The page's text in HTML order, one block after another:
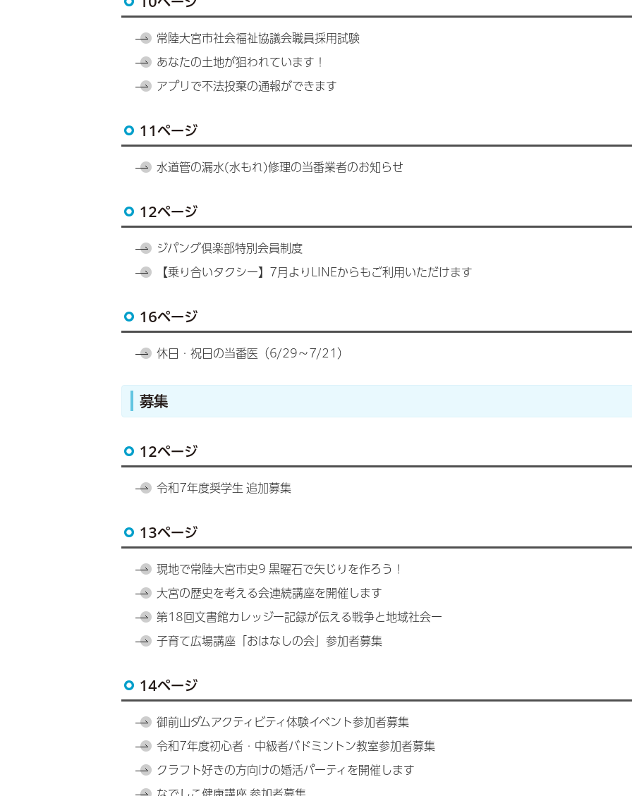
常陸大宮市社会福祉協議会職員採用試験
あなたの土地が狙われています！
アプリで不法投棄の通報ができます
11ページ
水道管の漏水(水もれ)修理の当番業者のお知らせ
12ページ
ジパング倶楽部特別会員制度
【乗り合いタクシー】7月よりLINEからもご利用いただけます
16ページ
休日・祝日の当番医（6/29～7/21）
募集
12ページ
令和7年度奨学生 追加募集
13ページ
現地で常陸大宮市史9 黒曜石で矢じりを作ろう！
大宮の歴史を考える会連続講座を開催します
第18回文書館カレッジー記録が伝える戦争と地域社会ー
子育て広場講座「おはなしの会」参加者募集
14ページ
御前山ダムアクティビティ体験イベント参加者募集
令和7年度初心者・中級者バドミントン教室参加者募集
クラフト好きの方向けの婚活パーティを開催します